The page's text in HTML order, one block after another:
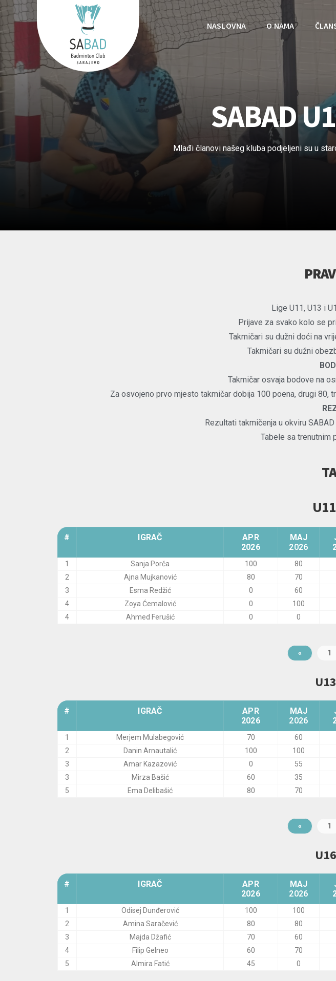
NASLOVNA O NAMA
SABAD
Mlađi članovi našeg kluba podjeljeni su u
Lige U11, U13 i
Prijave za svako kolo se
Takmičari su dužni doći na
Takmičari su dužni
Takmičar osvaja bodove na
Za osvojeno prvo mjesto takmičar dobija 100 poena, drugi 80,
Rezultati takmičenja u okviru
Tabele sa trenutnim
# IGRAČ
APR
2026
MAJ
2026
1 Sanja Porča 100 80
2
Ajna Mujkanović 80 70
3
Esma Redžić 0 60
4
Zoya Ćemalović 0 100
4
Ahmed Ferušić 0 0
« 1
# IGRAČ
APR
2026
MAJ
2026
1 Merjem Mulabegović 70 60
2
Danin Arnautalić 100 100
3
Amar Kazazović 0 55
3
Mirza Bašić 60 35
5
Ema Delibašić 80 70
« 1
# IGRAČ
APR
2026
MAJ
2026
1 Odisej Dunđerović 100 100
2
Amina Saračević 80 80
3
Majda Džafić 70 60
4
Filip Gelneo 60 70
5
Almira Fatić 45 0